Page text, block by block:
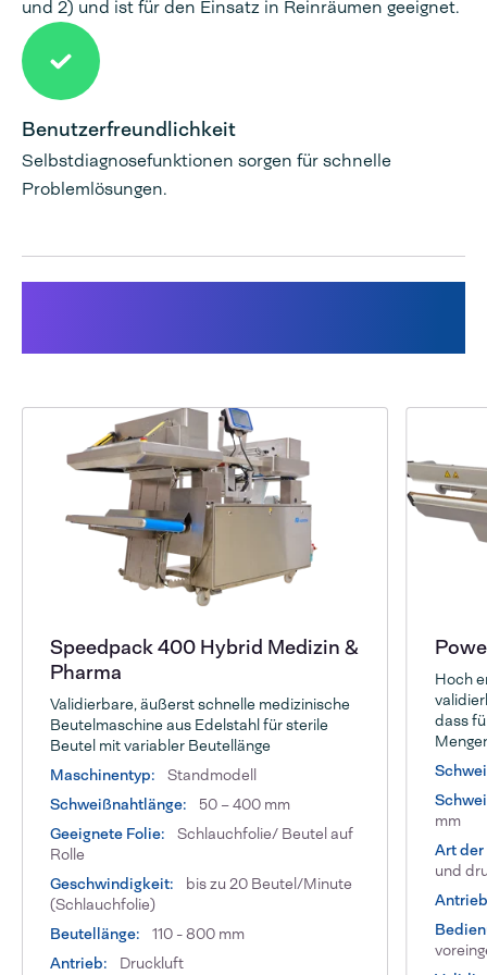
und 2) und ist für den Einsatz in Reinräumen geeignet.
Benutzerfreundlichkeit
Selbstdiagnosefunktionen sorgen für schnelle
Problemlösungen.
Speedpack 400 Hybrid Medizin &
Pharma
Validierbare, äußerst schnelle medizinische
Beutelmaschine aus Edelstahl für sterile
Beutel mit variabler Beutellänge
Maschinentyp:
Standmodell
Schweißnahtlänge:
50 – 400 mm
Geeignete Folie:
Schlauchfolie/ Beutel auf
Rolle
Geschwindigkeit:
bis zu 20 Beutel/Minute
(Schlauchfolie)
Beutellänge:
110 - 800 mm
Antrieb:
Druckluft
Hoch
dass
mm
Art der
und